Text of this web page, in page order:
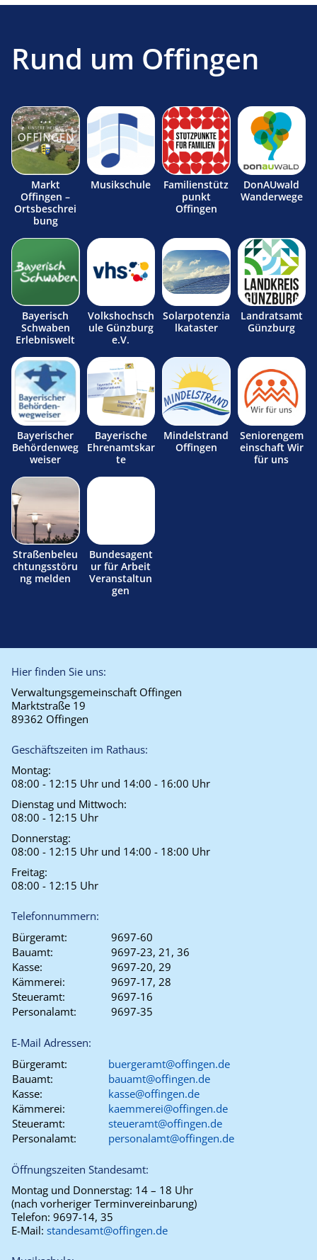
Rund um Offingen
Markt
Offingen –
Ortsbeschrei
bung
Musikschule
Familienstütz
punkt
Offingen
DonAUwald
Wanderwege
Bayerisch
Schwaben
Erlebniswelt
Volkshochsch
ule Günzburg
e.V.
Solarpotenzia
lkataster
Landratsamt
Günzburg
Bayerischer
Behördenweg
weiser
Bayerische
Ehrenamtskar
te
Mindelstrand
Offingen
Seniorengem
einschaft Wir
für uns
Straßenbeleu
chtungsstöru
ng melden
Bundesagent
ur für Arbeit
Veranstaltun
gen
Hier finden Sie uns:
Verwaltungsgemeinschaft Offingen
Marktstraße 19
89362 Offingen
Geschäftszeiten im Rathaus:
Montag:
08:00 - 12:15 Uhr und 14:00 - 16:00 Uhr
Dienstag und Mittwoch:
08:00 - 12:15 Uhr
Donnerstag:
08:00 - 12:15 Uhr und 14:00 - 18:00 Uhr
Freitag:
08:00 - 12:15 Uhr
Telefonnummern:
Bürgeramt:
9697-60
Bauamt:
9697-23, 21, 36
Kasse:
9697-20, 29
Kämmerei:
9697-17, 28
Steueramt:
9697-16
Personalamt:
9697-35
E-Mail Adressen:
Bürgeramt:
buergeramt@offingen.de
Bauamt:
bauamt@offingen.de
Kasse:
kasse@offingen.de
Kämmerei:
kaemmerei@offingen.de
Steueramt:
steueramt@offingen.de
Personalamt:
personalamt@offingen.de
Öffnungszeiten Standesamt:
Montag und Donnerstag: 14 – 18 Uhr
(nach vorheriger Terminvereinbarung)
Telefon: 9697-14, 35
E-Mail: standesamt@offingen.de